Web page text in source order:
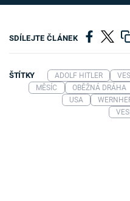
SDÍLEJTE ČLÁNEK
ŠTÍTKY ADOLF HITLER
MĚSÍC
OBĚŽNÁ DRÁHA
USA